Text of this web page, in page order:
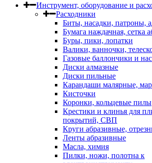
Инструмент, оборудование и
Расходники
Биты, насадки, патроны,
Бумага наждачная, сетка
Буры, пики, лопатки
Валики, ванночки,
Газовые баллончики и
Диски алмазные
Диски пильные
Карандаши малярные,
Кисточки
Коронки, кольцевые пилы
Крестики и клинья для
покрытий, СВП
Круги абразивные,
Ленты абразивные
Масла, химия
Пилки, ножи, полотна к